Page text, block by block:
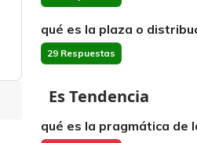
qué es la plaza o
29 Respuestas
Es Tendencia
qué es la pragmática de